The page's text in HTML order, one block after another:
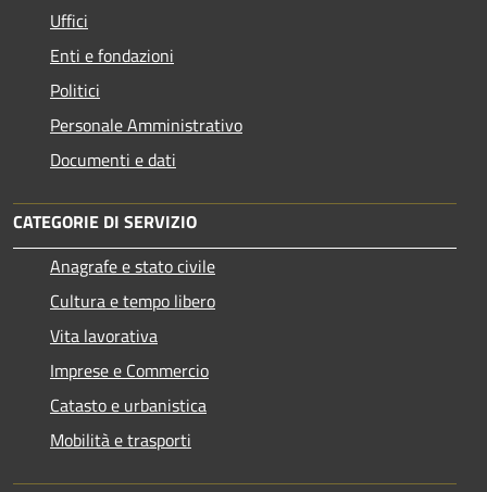
Uffici
Enti e fondazioni
Politici
Personale Amministrativo
Documenti e dati
CATEGORIE DI SERVIZIO
Anagrafe e stato civile
Cultura e tempo libero
Vita lavorativa
Imprese e Commercio
Catasto e urbanistica
Mobilità e trasporti